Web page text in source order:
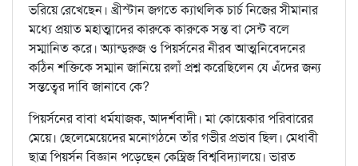
ভরিয়ে রেখেছেন। খ্রীস্টান জগতে ক্যাথলিক চার্চ নিজের সীমানার
মধ্যে প্রয়াত মহাত্মাদের কারুকে কারুকে সন্ত বা সেন্ট বলে
সম্মানিত করে। অ্যান্ড্‌রুজ ও পিয়র্সনের নীরব আত্মনিবেদনের
কঠিন শক্তিকে সম্মান জানিয়ে রলাঁ প্রশ্ন করেছিলেন যে এঁদের জন্য
সন্তত্বের দাবি জানাবে কে?
পিয়র্সনের বাবা ধর্মযাজক, আদর্শবাদী। মা কোয়েকার পরিবারের
মেয়ে। ছেলেমেয়েদের মনোগঠনে তাঁর গভীর প্রভাব ছিল। মেধাবী
ছাত্র পিয়র্সন বিজ্ঞান পড়েছেন কেম্ব্রিজ বিশ্ববিদ্যালয়ে। ভারত